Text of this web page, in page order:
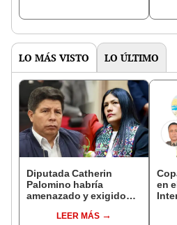
del
LO MÁS VISTO LO ÚLTIMO
Diputada Catherin
Palomino habría
amenazado y exigido
Pedro Castillo tras
LEER MÁS
en